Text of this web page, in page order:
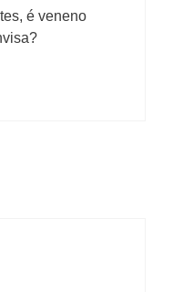
é veneno